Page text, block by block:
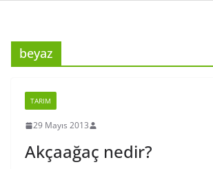
beyaz
TARIM
29 Mayıs 2013
Akçaağaç nedir?